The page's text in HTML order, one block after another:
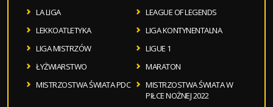
LA LIGA
LEAGUE OF LEGENDS
LEKKOATLETYKA
LIGA KONTYNENTALNA
LIGA MISTRZÓW
LIGUE 1
ŁYŻWIARSTWO
MARATON
MISTRZOSTWA ŚWIATA PDC
MISTRZOSTWA ŚWIATA W
PIŁCE NOŻNEJ 2022